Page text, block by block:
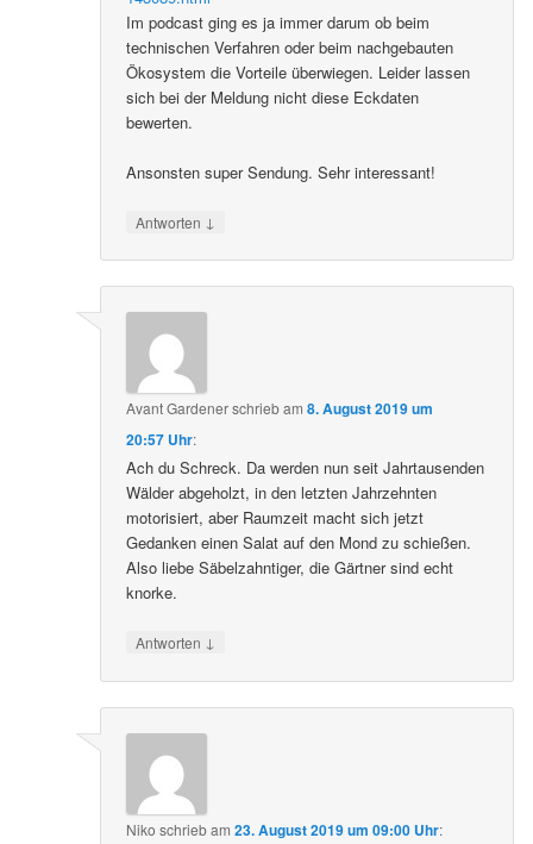
Im podcast ging es ja immer darum ob beim
technischen Verfahren oder beim nachgebauten
Ökosystem die Vorteile überwiegen. Leider lassen
sich bei der Meldung nicht diese Eckdaten
bewerten.
Ansonsten super Sendung. Sehr interessant!
Antworten ↓
Avant Gardenerschriebam8. August 2019 um
20:57 Uhr:
Ach du Schreck. Da werden nun seit Jahrtausenden
Wälder abgeholzt, in den letzten Jahrzehnten
motorisiert, aber Raumzeit macht sich jetzt
Gedanken einen Salat auf den Mond zu schießen.
Also liebe Säbelzahntiger, die Gärtner sind echt
knorke.
Antworten ↓
Niko schriebam23. August 2019 um 09:00 Uhr: